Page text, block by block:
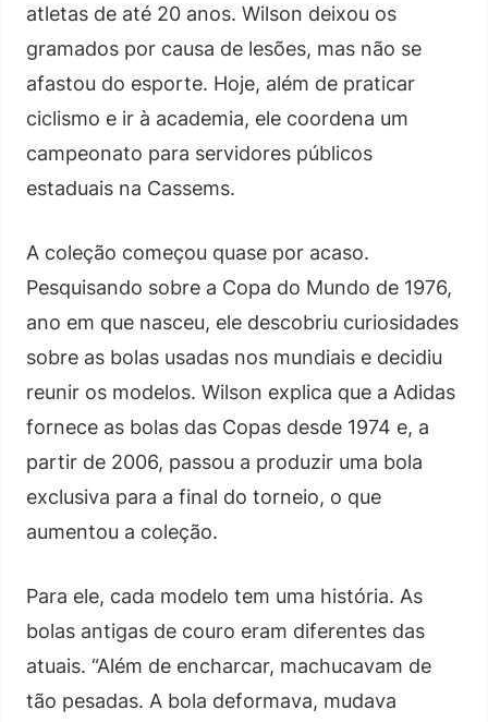
atletas de até 20 anos. Wilson deixou os
gramados por causa de lesões, mas não se
afastou do esporte. Hoje, além de praticar
ciclismo e ir à academia, ele coordena um
campeonato para servidores públicos
estaduais na Cassems.
A coleção começou quase por acaso.
Pesquisando sobre a Copa do Mundo de 1976,
ano em que nasceu, ele descobriu curiosidades
sobre as bolas usadas nos mundiais e decidiu
reunir os modelos. Wilson explica que a Adidas
fornece as bolas das Copas desde 1974 e, a
partir de 2006, passou a produzir uma bola
exclusiva para a final do torneio, o que
aumentou a coleção.
Para ele, cada modelo tem uma história. As
bolas antigas de couro eram diferentes das
atuais. “Além de encharcar, machucavam de
tão pesadas. A bola deformava, mudava